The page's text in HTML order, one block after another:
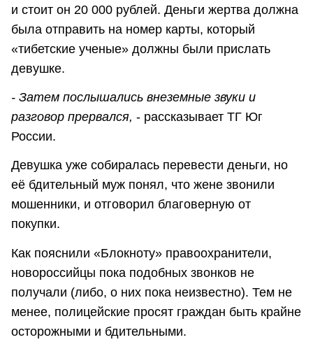
и стоит он 20 000 рублей. Деньги жертва должна
была отправить на номер карты, который
«тибетские ученые» должны были прислать
девушке.
- Затем послышались внеземные звуки и
разговор прервался, - рассказывает ТГ Юг
России.
Девушка уже собиралась перевести деньги, но
её бдительный муж понял, что жене звонили
мошенники, и отговорил благоверную от
покупки.
Как пояснили «Блокноту» правоохранители,
новороссийцы пока подобных звонков не
получали (либо, о них пока неизвестно). Тем не
менее, полицейские просят граждан быть крайне
осторожными и бдительными.